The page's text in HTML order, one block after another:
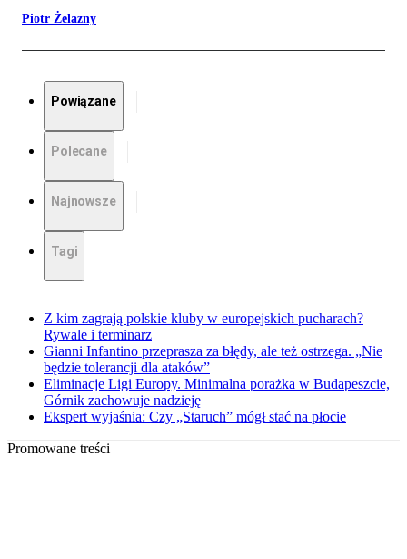
Piotr Żelazny
Powiązane
Polecane
Najnowsze
Tagi
Z kim zagrają polskie kluby w europejskich pucharach?
Rywale i terminarz
Gianni Infantino przeprasza za błędy, ale też ostrzega. „Nie
będzie tolerancji dla ataków”
Eliminacje Ligi Europy. Minimalna porażka w Budapeszcie,
Górnik zachowuje nadzieję
Ekspert wyjaśnia: Czy „Staruch” mógł stać na płocie
Promowane treści